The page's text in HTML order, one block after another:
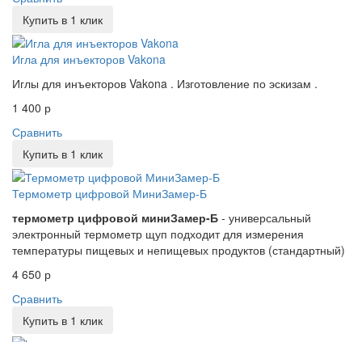
Купить в 1 клик
Игла для инъекторов Vakona
Иглы для инъекторов Vakona . Изготовление по эскизам .
1 400 р
Сравнить
Купить в 1 клик
Термометр цифровой МиниЗамер-Б
термометр цифровой миниЗамер-Б - универсальный
электронный термометр щуп подходит для измерения
температуры пищевых и непищевых продуктов (стандартный)
4 650 р
Сравнить
Купить в 1 клик